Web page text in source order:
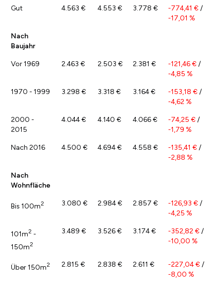
Gut 4.563 € 4.553 € 3.778 € -774,41 € /
-17,01 %
Nach
Baujahr
Vor 1969 2.463 € 2.503 € 2.381 € -121,46 € /
-4,85 %
1970 - 1999 3.298 € 3.318 € 3.164 € -153,18 € /
-4,62 %
2000 -
2015
4.044 € 4.140 € 4.066 € -74,25 € /
-1,79 %
Nach 2016 4.500 € 4.694 € 4.558 € -135,41 € /
-2,88 %
Nach
Wohnfläche
Bis 100m2 3.080 € 2.984 € 2.857 € -126,93 € /
-4,25 %
101m2 -
150m2
3.489 € 3.526 € 3.174 € -352,82 € /
-10,00 %
Über 150m2 2.815 € 2.838 € 2.611 € -227,04 € /
-8,00 %